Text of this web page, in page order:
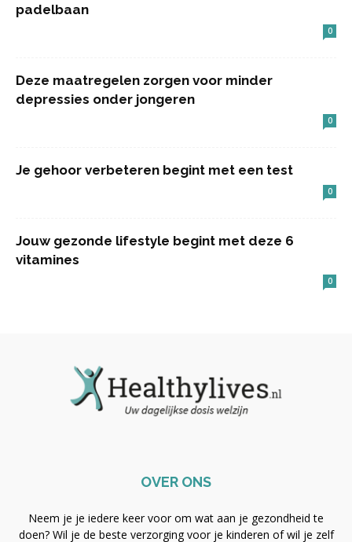
padelbaan
0
Deze maatregelen zorgen voor minder
depressies onder jongeren
0
Je gehoor verbeteren begint met een test
0
Jouw gezonde lifestyle begint met deze 6
vitamines
0
OVER ONS
Neem je je iedere keer voor om wat aan je gezondheid te
doen? Wil je de beste verzorging voor je kinderen of wil je zelf